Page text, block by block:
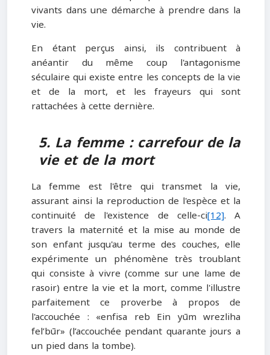
vivants dans une démarche à prendre dans la
vie.
En étant perçus ainsi, ils contribuent à
anéantir du même coup l'antagonisme
séculaire qui existe entre les concepts de la vie
et de la mort, et les frayeurs qui sont
rattachées à cette dernière.
5. La femme : carrefour de la
vie et de la mort
La femme est l'être qui transmet la vie,
assurant ainsi la reproduction de l'espèce et la
continuité de l'existence de celle-ci[12]. A
travers la maternité et la mise au monde de
son enfant jusqu'au terme des couches, elle
expérimente un phénomène très troublant
qui consiste à vivre (comme sur une lame de
rasoir) entre la vie et la mort, comme l'illustre
parfaitement ce proverbe à propos de
l'accouchée : «enfisa reb Ein yūm wrezliha
fel’būr» (l’accouchée pendant quarante jours a
un pied dans la tombe).